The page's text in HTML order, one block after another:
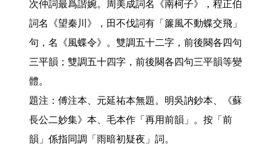
次仲詞最爲諧婉。周美成詞名《南柯子》，程正伯
詞名《望秦川》，田不伐詞有「簾風不動蝶交飛」
句，名《風蝶令》。雙調五十二字，前後闋各四句
三平韻；雙調五十四字，前後闋各四句三平韻等變
體。
題注：傅注本、元延祐本無題。明吳訥鈔本、《蘇
長公二妙集》本、毛本作「再用前韻」。按「前
韻」係指同調「雨暗初疑夜」詞。